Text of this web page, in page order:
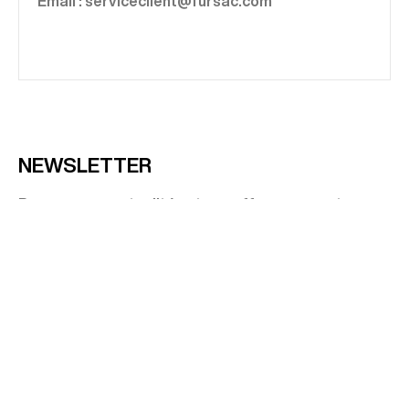
NEWSLETTER
Recevez nos actualités et nos offres en avant-